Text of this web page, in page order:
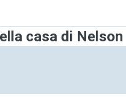
casa di Nelson